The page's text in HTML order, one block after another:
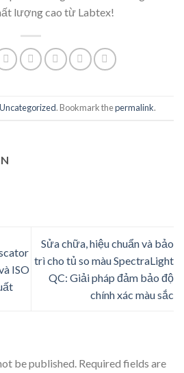
lượng cao từ Labtex!
Uncategorized. Bookmark thepermalink.
ISO
Sửa chữa, hiệu chuẩn và bảo
trì cho tủ so màu SpectraLight
QC: Giải pháp đảm bảo độ
chính xác màu sắc
be published. Required fields are